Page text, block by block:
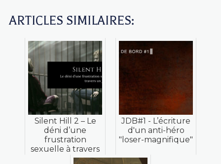
ARTICLES SIMILAIRES:
Silent Hill 2 – Le
déni d’une
frustration
sexuelle à travers
un jeu vidéo
JDB#1 - L’écriture
d'un anti-héro
"loser-magnifique"